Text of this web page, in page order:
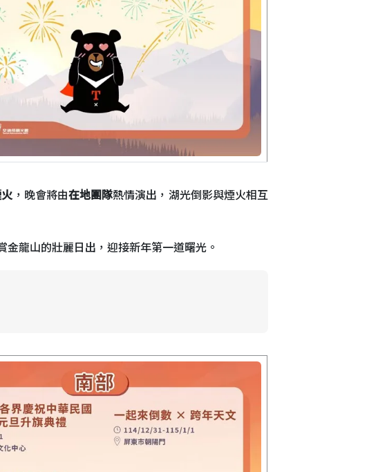
，晚會將由在地團隊熱情演出，湖光倒影與煙火相互
金龍山的壯麗日出，迎接新年第一道曙光。